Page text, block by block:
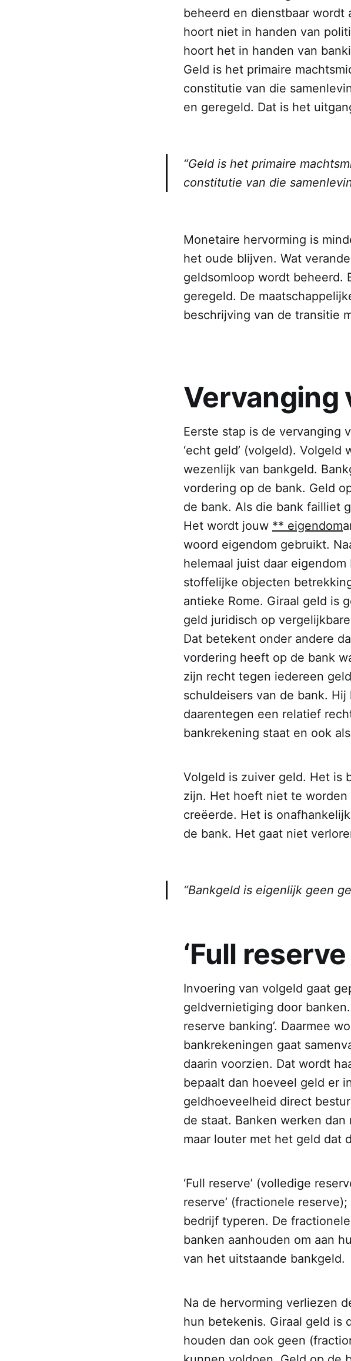
beheerd en dienstbaar wordt
hoort niet in handen van
hoort het in handen van
Geld is het primaire
constitutie van die
en geregeld. Dat is het
“Geld is het primaire
constitutie van die
Monetaire hervorming is
het oude blijven. Wat
geldsomloop wordt beheerd.
geregeld. De
beschrijving van de transitie
Vervanging
Eerste stap is de vervanging
‘echt geld’ (volgeld).
wezenlijk van bankgeld.
vordering op de bank. Geld
de bank. Als die bank failliet
Het wordt jouw ** eigendom
woord eigendom gebruikt.
helemaal juist daar
stoffelijke objecten
antieke Rome. Giraal geld is
geld juridisch op
Dat betekent onder andere
vordering heeft op de bank
zijn recht tegen iedereen
schuldeisers van de bank.
daarentegen een relatief
bankrekening staat en ook
Volgeld is zuiver geld. Het is
zijn. Het hoeft niet te
creëerde. Het is
de bank. Het gaat niet
“Bankgeld is eigenlijk geen
‘Full
Invoering van volgeld gaat
geldvernietiging door banken.
reserve banking’. Daarmee
bankrekeningen gaat
daarin voorzien. Dat wordt
bepaalt dan hoeveel geld er
geldhoeveelheid direct
de staat. Banken werken
maar louter met het geld dat
‘Full reserve’ (volledige
reserve’ (fractionele
bedrijf typeren. De
banken aanhouden om aan
van het uitstaande bankgeld.
Na de hervorming verliezen
hun betekenis. Giraal geld is
houden dan ook geen